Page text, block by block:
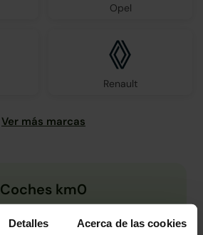
Detalles Acerca de las cookies
Opel
Renault
Coches km0